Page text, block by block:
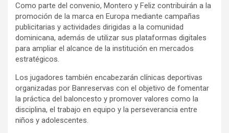
Como parte del convenio, Montero y Feliz contribuirán a la
promoción de la marca en Europa mediante campañas
publicitarias y actividades dirigidas a la comunidad
dominicana, además de utilizar sus plataformas digitales
para ampliar el alcance de la institución en mercados
estratégicos.
Los jugadores también encabezarán clínicas deportivas
organizadas por Banreservas con el objetivo de fomentar
la práctica del baloncesto y promover valores como la
disciplina, el trabajo en equipo y la perseverancia entre
niños y adolescentes.